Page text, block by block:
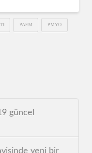
PAEM PMYO
güncel
yeni bir